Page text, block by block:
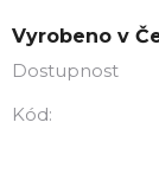
5,0
z
5
Vyrobeno v
Dostupnost
Kód: